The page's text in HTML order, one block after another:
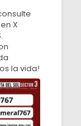
X
la vida!